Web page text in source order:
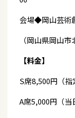
会場◆岡山芸術
（岡山県岡山
【料金】
S席8,500円（指
A席5,000円（当